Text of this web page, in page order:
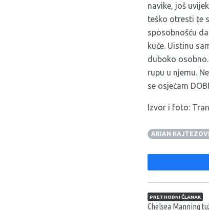
navike, još
teško otresti te
sposobnošću
kuće. Uistinu
duboko
rupu u njemu.
se osjećam
Izvor i foto:
ARIAN
Navigacija
PRETHODNI ČLANAK
Chelsea Manning